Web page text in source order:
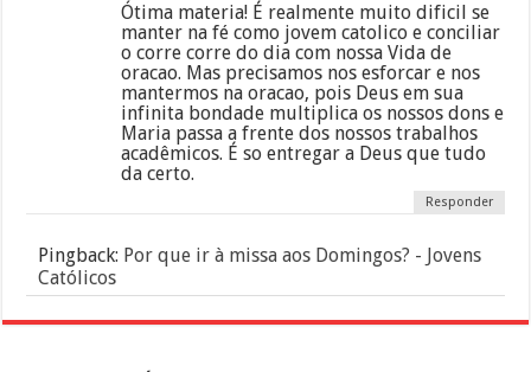
Ótima materia! É realmente muito dificil se
manter na fé como jovem catolico e conciliar
o corre corre do dia com nossa Vida de
oracao. Mas precisamos nos esforcar e nos
mantermos na oracao, pois Deus em sua
infinita bondade multiplica os nossos dons e
Maria passa a frente dos nossos trabalhos
acadêmicos. É so entregar a Deus que tudo
da certo.
Responder
Pingback: Por que ir à missa aos Domingos? - Jovens
Católicos